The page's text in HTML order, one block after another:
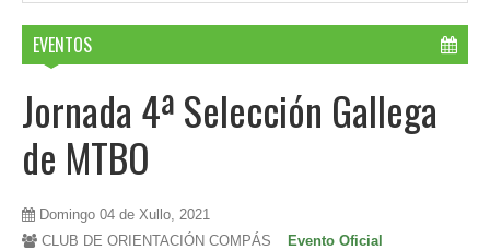
EVENTOS
Jornada 4ª Selección Gallega
de MTBO
Domingo 04 de Xullo, 2021
CLUB DE ORIENTACIÓN COMPÁS
Evento Oficial